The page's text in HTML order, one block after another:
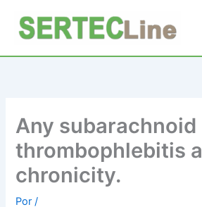
contenido
Any subarachnoid
thrombophlebitis a
chronicity.
Por/